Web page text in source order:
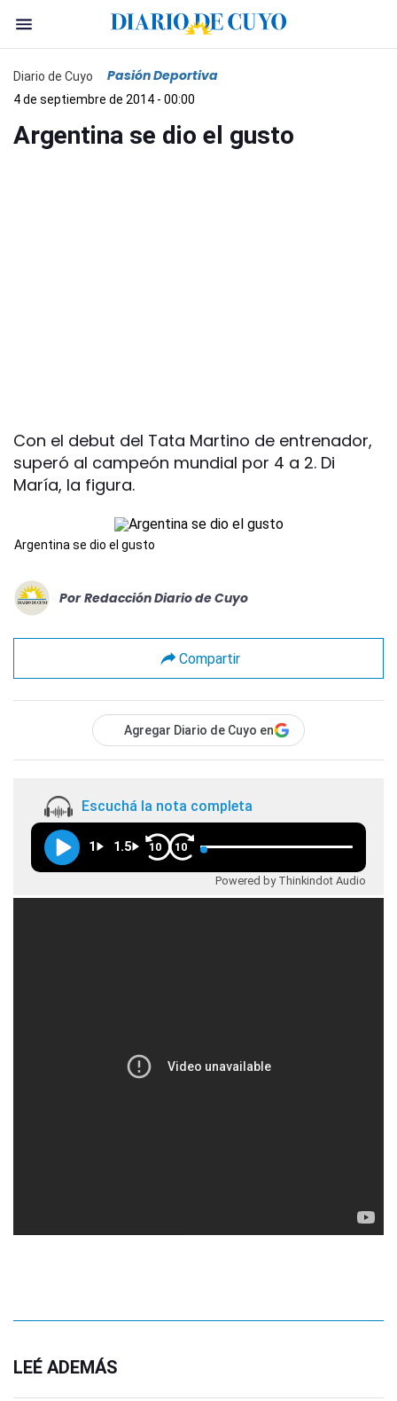
Diario de Cuyo Pasión Deportiva
4 de septiembre de 2014 - 00:00
Argentina se dio el gusto
Con el debut del Tata Martino de entrenador,
superó al campeón mundial por 4 a 2. Di
María, la figura.
Argentina se dio el gusto
Por Redacción Diario de Cuyo
Compartir
Agregar Diario de Cuyo en
Escuchá la nota completa
1 1.5 10 10
Powered by Thinkindot Audio
LEÉ ADEMÁS